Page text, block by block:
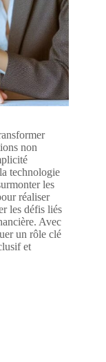
non
technologie
les
réaliser
les défis liés
Avec
un rôle clé
et